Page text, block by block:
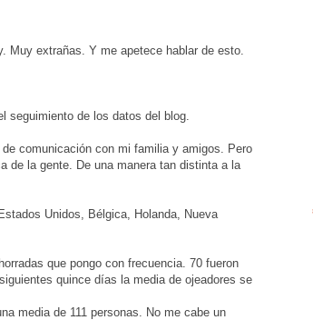
Muy extrañas. Y me apetece hablar de esto.
seguimiento de los datos del blog.
comunicación con mi familia y amigos. Pero
de la gente. De una manera tan distinta a la
Unidos, Bélgica, Holanda, Nueva
que pongo con frecuencia. 70 fueron
quince días la media de ojeadores se
media de 111 personas. No me cabe un